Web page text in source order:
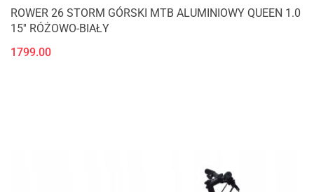
ROWER 26 STORM GÓRSKI MTB ALUMINIOWY QUEEN 1.0
15'' RÓŻOWO-BIAŁY
1799.00